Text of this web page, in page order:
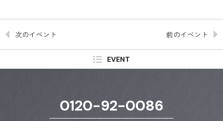
次のイベント 前のイベント
EVENT
0120-92-0086